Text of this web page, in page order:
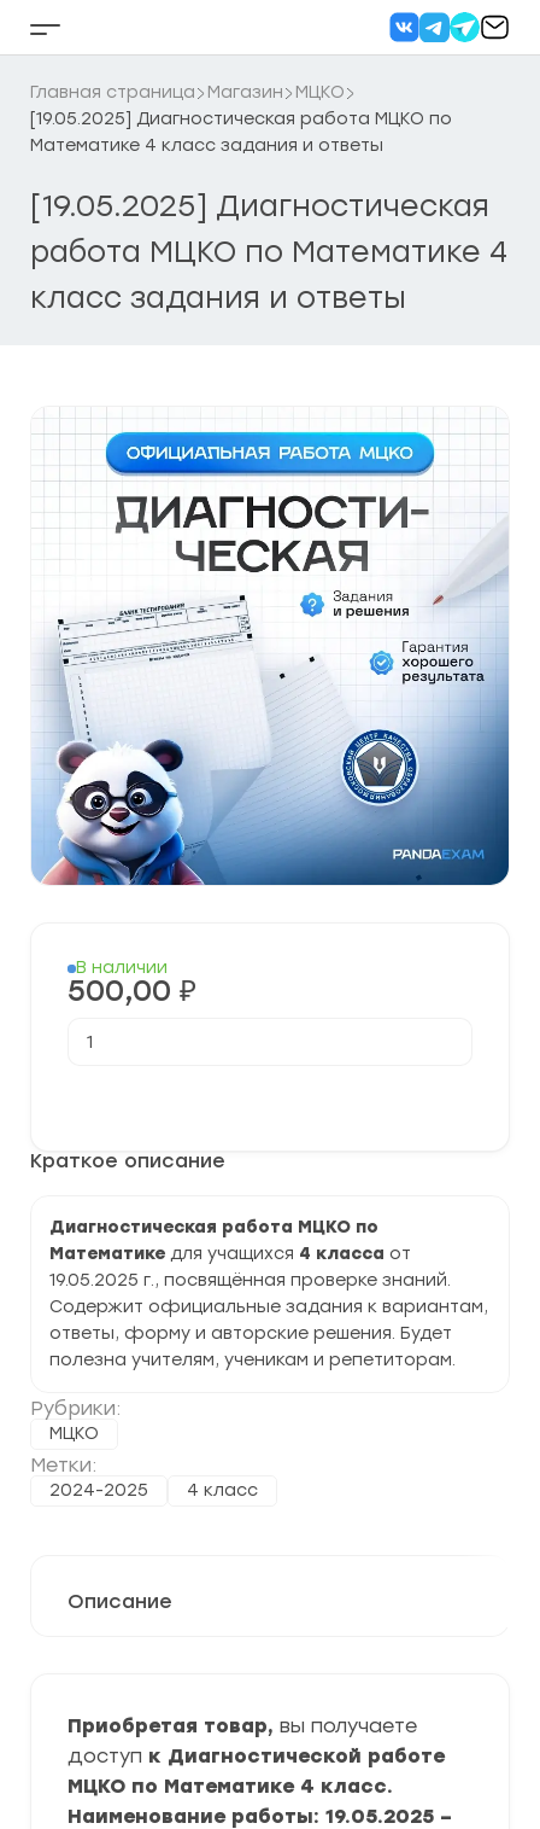
Кнопка
бокового
меню
Главная страница Магазин
МЦКО
[19.05.2025] Диагностическая работа МЦКО по
Математике 4 класс задания и ответы
[19.05.2025] Диагностическая
работа МЦКО по Математике 4
класс задания и ответы
Краткое описание
Диагностическая работа МЦКО по
Математике для учащихся 4 класса от
19.05.2025 г., посвящённая проверке знаний.
Содержит официальные задания к вариантам,
ответы, форму и авторские решения. Будет
полезна учителям, ученикам и репетиторам.
Рубрики:
МЦКО
Метки:
2024-2025 4 класс
В наличии
500,00 ₽
товара
Математике
задания
и
ответы
Описание
Приобретая товар, вы получаете
доступ к Диагностической работе
МЦКО по Математике 4 класс.
Наименование работы: 19.05.2025 –